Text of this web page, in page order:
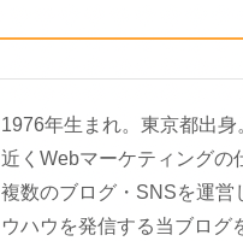
1976年生まれ。東京都出身
近くWebマーケティングの
複数のブログ・SNSを運営
ウハウを発信する当ブログ